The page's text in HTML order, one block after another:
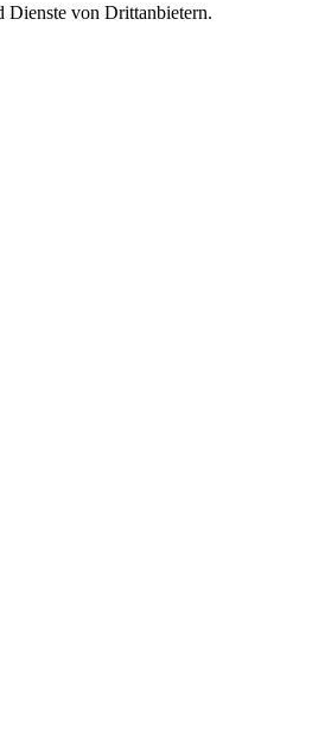
Dienste von Drittanbietern.